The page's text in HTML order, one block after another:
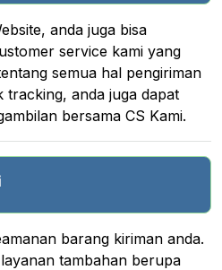
anda juga bisa
service kami yang
semua hal pengiriman
anda juga dapat
bersama CS Kami.
barang kiriman anda.
tambahan berupa